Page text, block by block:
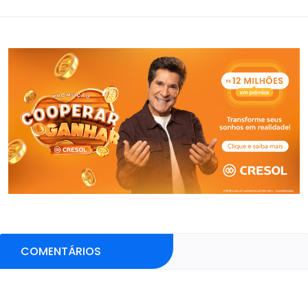
COMENTÁRIOS
Pular sessão de comentários